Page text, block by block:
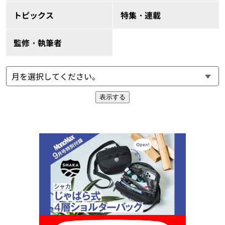
トピックス 特集・連載
監修・執筆者
表示する